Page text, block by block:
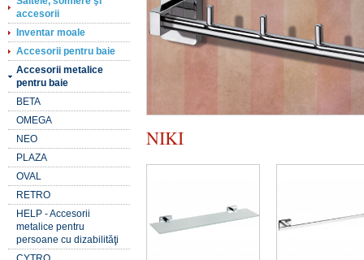
accesorii
Inventar moale
Accesorii pentru baie
Accesorii metalice
pentru baie
BETA
OMEGA
NEO
PLAZA
OVAL
RETRO
HELP - Accesorii
metalice pentru
persoane cu dizabilităţi
NIKI